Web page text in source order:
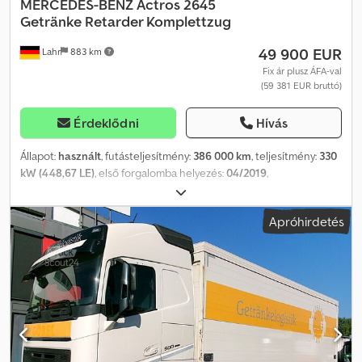
Lahr 883 km
MERCEDES-BENZActros 2645
Getränke Retarder Komplettzug
49 900 EUR
Fix ár plusz ÁFA-val
(59 381 EUR bruttó)
Érdeklődni Hívás
Állapot: használt, futásteljesítmény: 386 000 km, teljesítmény: 330
kW (448,67 LE), első forgalomba helyezés:04/2019,
, össztömeg:
3 tengely, fékek:retarder, szín:fehér, hajtástípus:automata,
kibocsátási osztály:Euro 6, Gyártási év: , Felszereltség:ABS,
elektronikus stabilitásprogram (ESP), emelőhátfal,
légkondicionálás, navigációs rendszer, állófűtés
Benz Actros 2645 italtömeg-szállító jármű, retarderrel,
emelhető/kormányozható tengellyel, teljes légrugóval, navigációs
rendszerrel, LBW-vel, Euro 6-os Érdeklődni: 0726685 * Állapot:
nagyon jó * Motor teljesítmény: 330 kW / 450 LE * Hengervolumen:
12.809 cm³ * Megengedett össztömeg: 26.000 kg * Saját tömeg:
Apróhirdetés